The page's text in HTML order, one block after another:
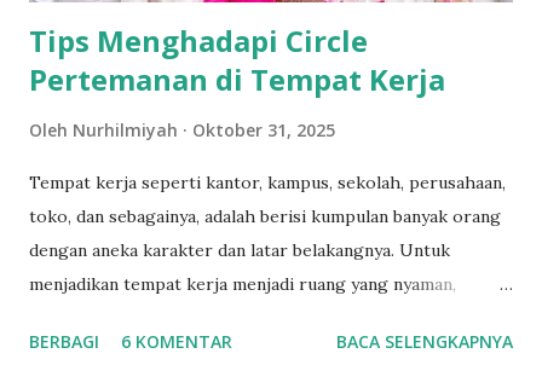
Tips Menghadapi Circle
Pertemanan di Tempat Kerja
Oleh Nurhilmiyah Oktober 31, 2025
Tempat kerja seperti kantor, kampus, sekolah, perusahaan,
toko, dan sebagainya, adalah berisi kumpulan banyak orang
dengan aneka karakter dan latar belakangnya. Untuk
menjadikan tempat kerja menjadi ruang yang nyaman,
(lingkaran) pertemanan. Di satu sisi menciptakan circle-
BERBAGI 6 KOMENTAR BACA SELENGKAPNYA